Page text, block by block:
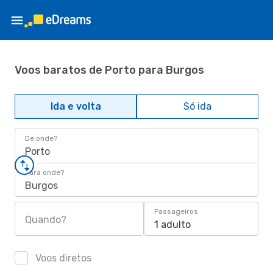
Voos baratos de Porto para Burgos
Ida e volta Só ida
De onde?
Porto
Para onde?
Burgos
Quando?
Passageiros
1 adulto
Voos diretos